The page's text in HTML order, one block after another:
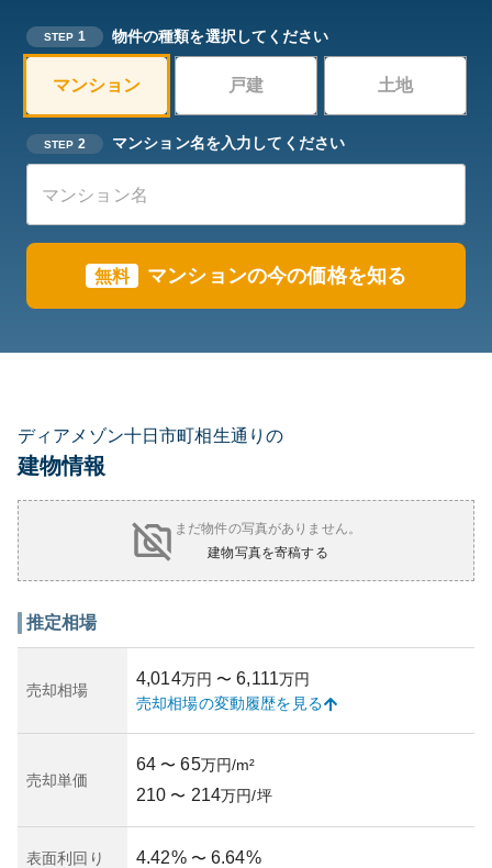
STEP 1 物件の種類を選択してください
マンション 戸建 土地
STEP 2 マンション名を入力してください
無料 マンションの今の価格を知る
ディアメゾン十日市町相生通りの
建物情報
まだ物件の写真がありません。
建物写真を寄稿する
推定相場
売却相場
4,014万円 〜 6,111万円
売却相場の変動履歴を見る
売却単価
64 〜 65万円/m²
210 〜 214万円/坪
表面利回り 4.42% 〜 6.64%